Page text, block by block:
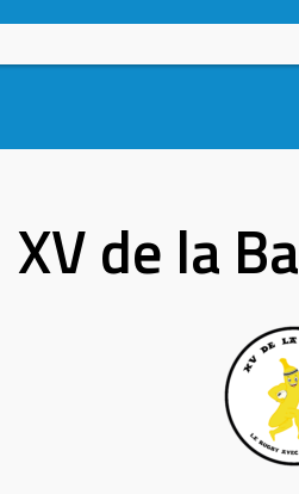
XV de la